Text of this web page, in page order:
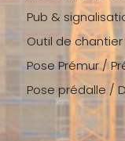
Pub &
Outil de chantier
Pose Prémur /
Pose prédalle /